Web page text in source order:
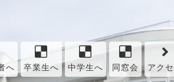
へ 卒業生へ 中学生へ 同窓会 アク